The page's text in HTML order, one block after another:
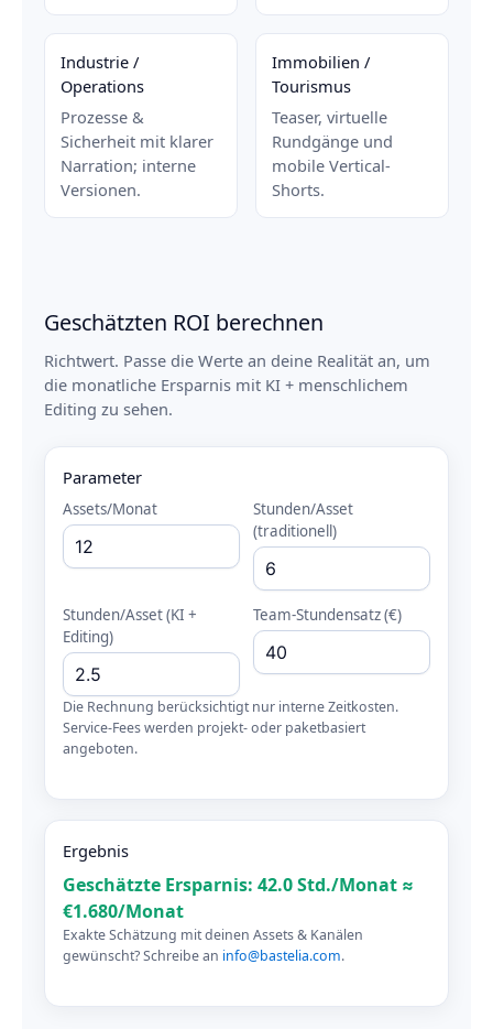
Industrie /
Operations
Prozesse &
Sicherheit mit klarer
Narration; interne
Versionen.
Immobilien /
Tourismus
Teaser, virtuelle
Rundgänge und
mobile Vertical-
Shorts.
Geschätzten ROI berechnen
Richtwert. Passe die Werte an deine Realität an, um
die monatliche Ersparnis mit KI + menschlichem
Editing zu sehen.
Parameter
Assets/Monat
Stunden/Asset
(traditionell)
Stunden/Asset (KI +
Editing)
Team-Stundensatz (€)
Die Rechnung berücksichtigt nur interne Zeitkosten.
Service-Fees werden projekt- oder paketbasiert
angeboten.
Ergebnis
Geschätzte Ersparnis: 42.0 Std./Monat ≈
€1.680/Monat
Exakte Schätzung mit deinen Assets & Kanälen
gewünscht? Schreibe an info@bastelia.com.